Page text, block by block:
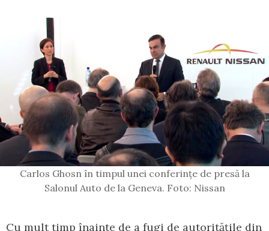
Carlos Ghosn în timpul unei conferințe de presă la
Salonul Auto de la Geneva. Foto: Nissan
Cu mult timp înainte de a fugi de autoritățile din